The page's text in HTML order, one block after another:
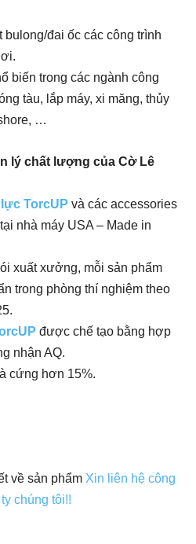
đai ốc các công trình
biến trong các ngành công
tàu, lắp máy, xi măng, thủy
…
lý chất lượng của Cờ Lê
TorcUP và các accessories
nhà máy USA – Made in
xuất xưởng, mỗi sản phẩm
trong phòng thí nghiệm theo
được chế tạo bằng hợp
nhận AQ.
cứng hơn 15%.
về sản phẩm Xin liên hệ công
ty chúng tôi!!